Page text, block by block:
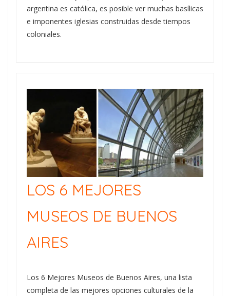
argentina es católica, es posible ver muchas basílicas
e imponentes iglesias construidas desde tiempos
coloniales.
LOS 6 MEJORES
MUSEOS DE BUENOS
AIRES
Los 6 Mejores Museos de Buenos Aires, una lista
completa de las mejores opciones culturales de la